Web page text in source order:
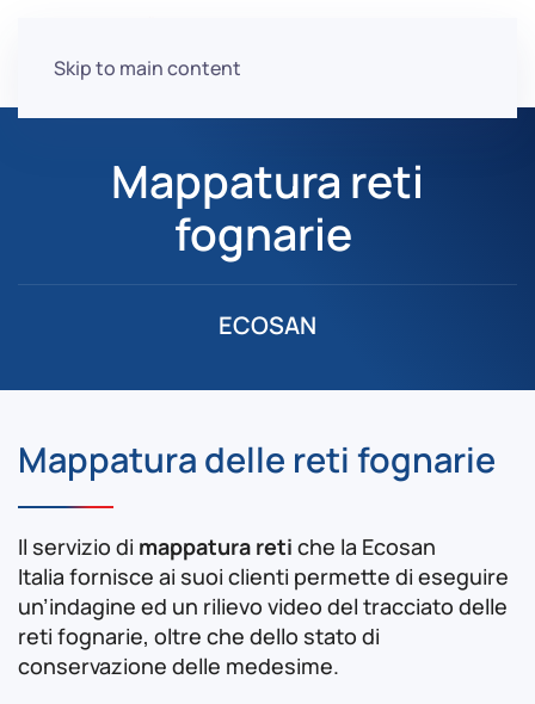
Skip to main content
Mappatura reti
fognarie
ECOSAN
Mappatura delle reti fognarie
Il servizio di mappatura reti che la Ecosan
Italia fornisce ai suoi clienti permette di eseguire
un’indagine ed un rilievo video del tracciato delle
reti fognarie, oltre che dello stato di
conservazione delle medesime.